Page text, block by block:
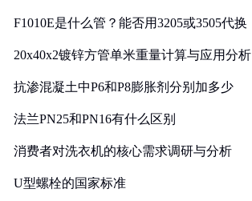
F1010E是什么管？能否用3205或3505代换
20x40x2镀锌方管单米重量计算与应用分析
抗渗混凝土中P6和P8膨胀剂分别加多少
法兰PN25和PN16有什么区别
消费者对洗衣机的核心需求调研与分析
U型螺栓的国家标准